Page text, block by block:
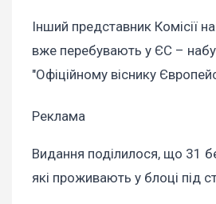
Інший представник Комісії
вже перебувають у ЄС –
"Офіційному віснику
Реклама
Видання поділилося, що 31
які проживають у блоці під